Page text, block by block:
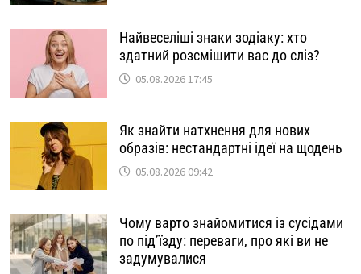
Найвеселіші знаки зодіаку: хто
здатний розсмішити вас до сліз?
05.08.2026 17:45
Як знайти натхнення для нових
образів: нестандартні ідеї на щодень
05.08.2026 09:42
Чому варто знайомитися із сусідами
по під’їзду: переваги, про які ви не
задумувалися